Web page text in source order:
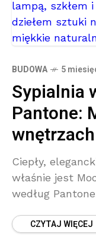
BUDOWA 5
Sypialnia
Pantone:
wnętrzach
Ciepły,
właśnie jest
według
karmeluCZYTAJ WIĘCEJ